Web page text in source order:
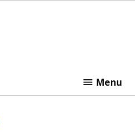
Menu